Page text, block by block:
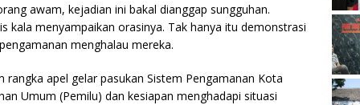
awam, kejadian ini bakal dianggap sungguhan.
kala menyampaikan orasinya. Tak hanya itu demonstrasi
menghalau mereka.
apel gelar pasukan Sistem Pengamanan Kota
Umum (Pemilu) dan kesiapan menghadapi situasi